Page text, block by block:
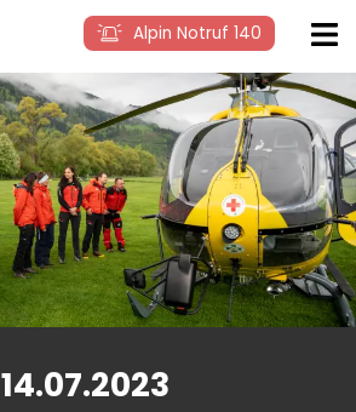
Alpin Notruf 140
14.07.2023